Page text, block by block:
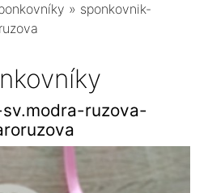
» sponkovnik-
ruzova-